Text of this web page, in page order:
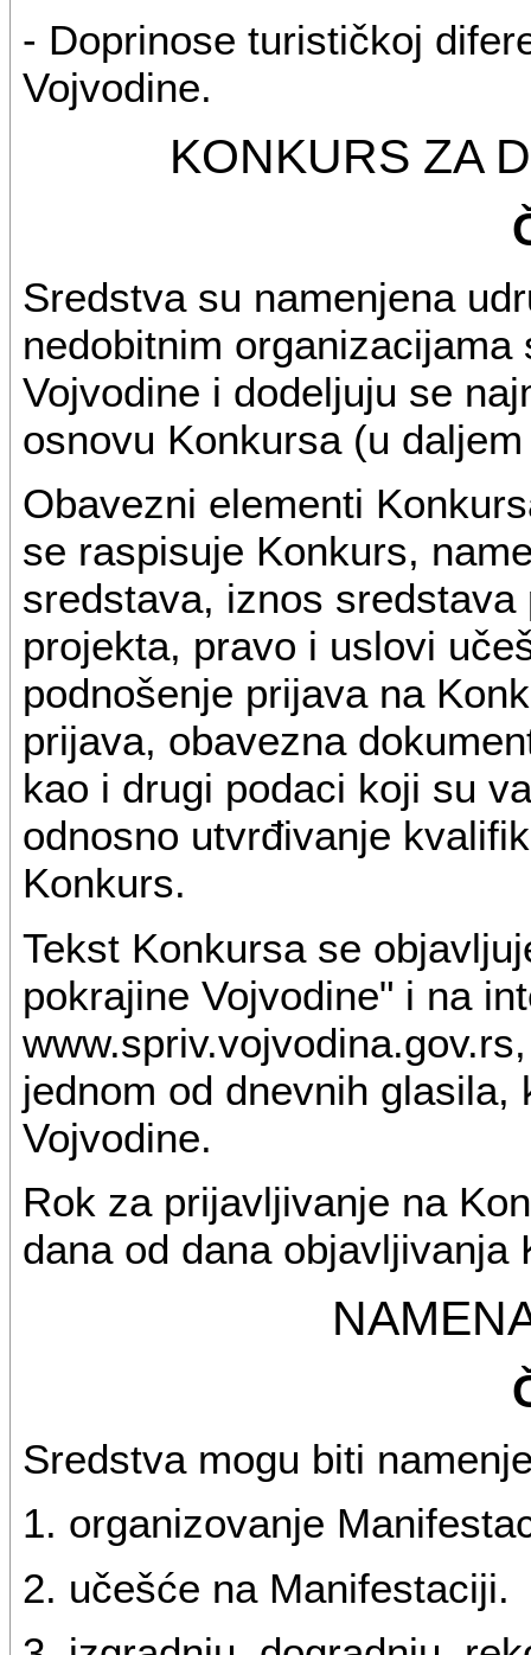
- Doprinose turističkoj
Vojvodine.
KONKURS ZA
Sredstva su namenjena
nedobitnim
Vojvodine i dodeljuju se
osnovu Konkursa (u
Obavezni elementi
se raspisuje Konkurs,
sredstava, iznos
projekta, pravo i uslovi
podnošenje prijava na
prijava, obavezna
kao i drugi podaci koji su
odnosno utvrđivanje
Konkurs.
Tekst Konkursa se
pokrajine Vojvodine" i na
jednom od dnevnih
Vojvodine.
Rok za prijavljivanje na
dana od dana objavljivanja
Sredstva mogu biti
1. organizovanje
2. učešće na Manifestaciji.